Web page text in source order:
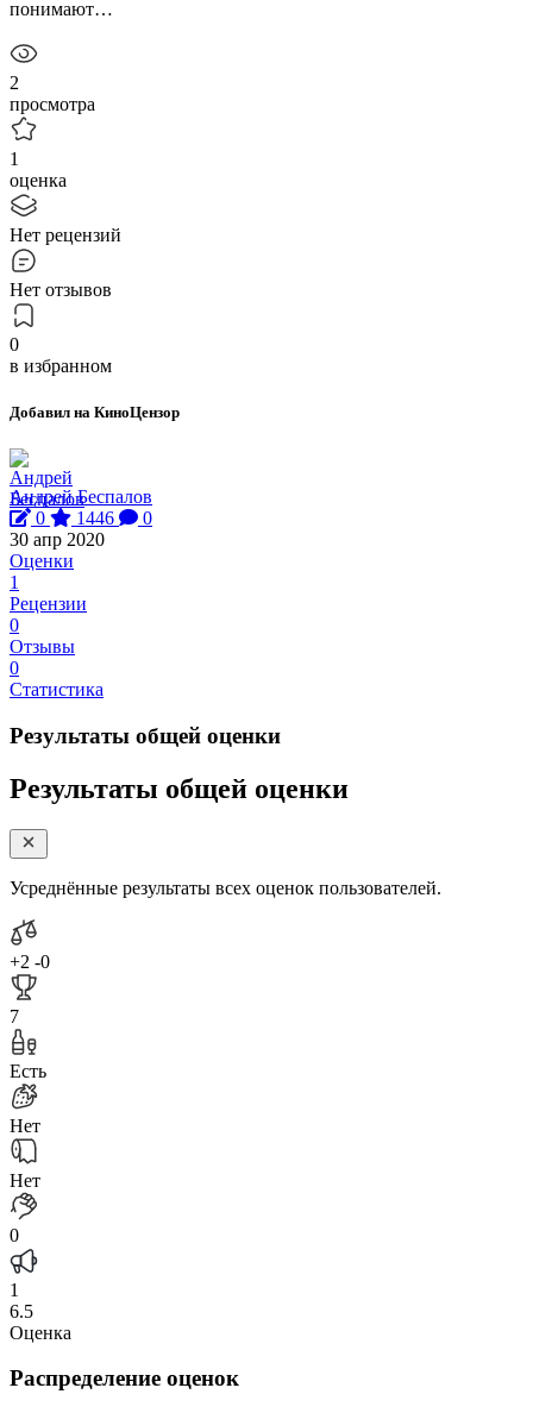
понимают…
2
просмотра
1
оценка
Нет рецензий
Нет отзывов
0
в избранном
Добавил на КиноЦензор
Андрей Беспалов
0
1446
0
30 апр 2020
Оценки
1
Рецензии
0
Отзывы
0
Статистика
Результаты общей оценки
Результаты общей оценки
Усреднённые результаты всех оценок пользователей.
+2 -0
7
Есть
Нет
Нет
0
1
6.5
Оценка
Распределение оценок